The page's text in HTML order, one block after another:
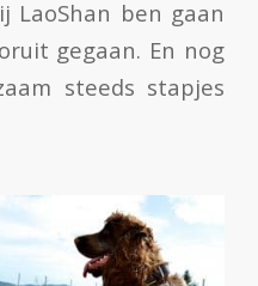
LaoShan ben gaan
gegaan. En nog
steeds stapjes